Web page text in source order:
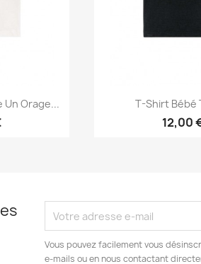
Un Orage... Aperçu
T-Shirt Bébé
12,00
Vous pouvez facilement vous
e-mails ou en nous contactant